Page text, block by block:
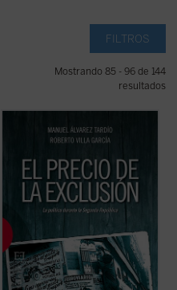
FILTROS
Mostrando 85 - 96 de 144
resultados
enorme interés en la política y la sociedad
española. Sin embargo, las claves políticas
gran medida desconocidas: ¿Qué
concepción de la democracia ... (ver ficha)